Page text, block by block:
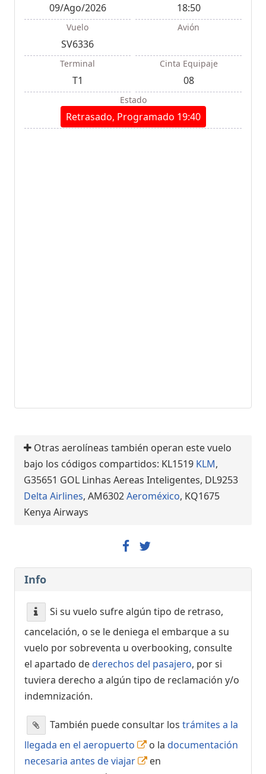
09/Ago/2026 18:50
Vuelo
SV6336
Avión
Terminal
T1
Cinta Equipaje
08
Estado
Retrasado, Programado 19:40
Otras aerolíneas también operan este vuelo
bajo los códigos compartidos: KL1519 KLM,
G35651 GOL Linhas Aereas Inteligentes, DL9253
Delta Airlines, AM6302Aeroméxico, KQ1675
Kenya Airways
Info
Si su vuelo sufre algún tipo de retraso,
cancelación, o se le deniega el embarque a su
vuelo por sobreventa u overbooking, consulte
el apartado dederechos del pasajero, por si
tuviera derecho a algún tipo de reclamación y/o
indemnización.
También puede consultar los trámites a la
llegada en el aeropuerto
o la documentación
necesaria antes de viajar
en